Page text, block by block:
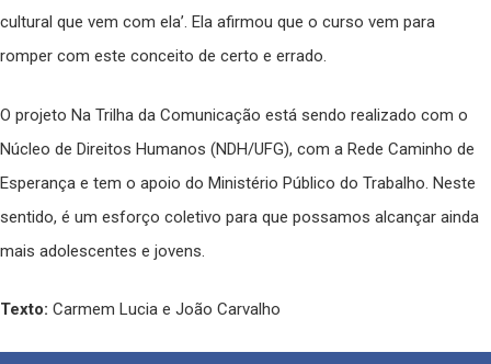
cultural que vem com ela’. Ela afirmou que o curso vem para
romper com este conceito de certo e errado.
O projeto Na Trilha da Comunicação está sendo realizado com o
Núcleo de Direitos Humanos (NDH/UFG), com a Rede Caminho de
Esperança e tem o apoio do Ministério Público do Trabalho. Neste
sentido, é um esforço coletivo para que possamos alcançar ainda
mais adolescentes e jovens.
Texto: Carmem Lucia e João Carvalho